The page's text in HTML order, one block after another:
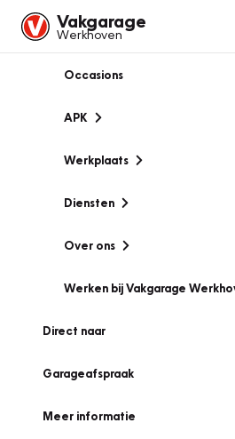
Vakgarage
Werkhoven
Occasions
APK
Werkplaats
Diensten
Over ons
Werken bij Vakgarage
Direct naar
Garageafspraak
Meer informatie